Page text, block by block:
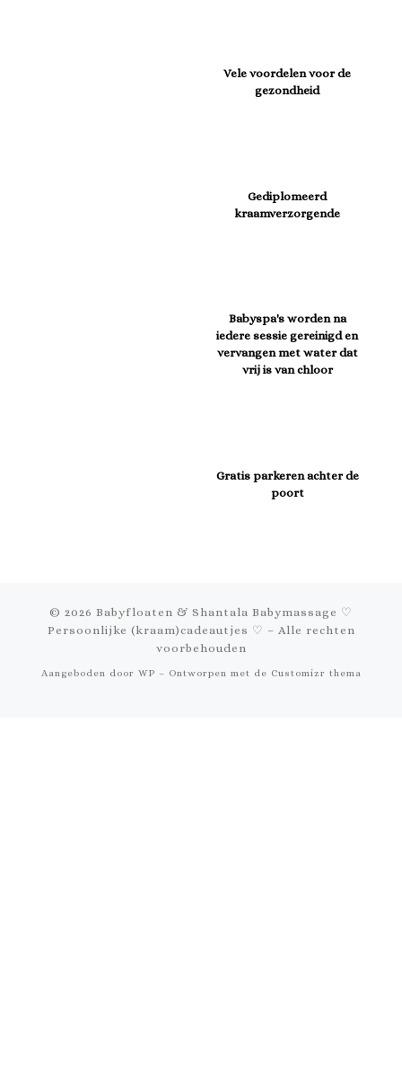
Vele voordelen voor de
gezondheid
Gediplomeerd
kraamverzorgende
Babyspa's worden na
iedere sessie gereinigd en
vervangen met water dat
vrij is van chloor
Gratis parkeren achter de
poort
© 2026 Babyfloaten & Shantala Babymassage ♡
Persoonlijke (kraam)cadeautjes ♡ – Alle rechten
voorbehouden
Aangeboden door WP – Ontworpen met de Customizr thema